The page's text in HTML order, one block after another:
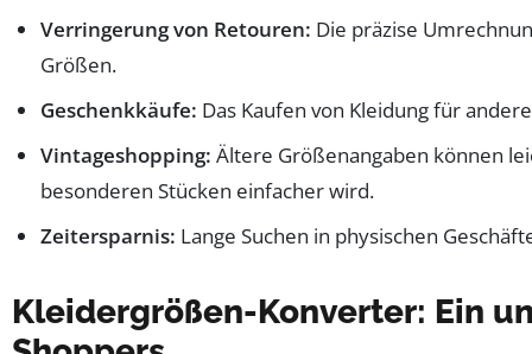
Verringerung von Retouren: Die präzise
Größen.
Geschenkkäufe: Das Kaufen von Kleidung für
Vintageshopping: Ältere Größenangaben können
besonderen Stücken einfacher wird.
Zeitersparnis: Lange Suchen in physischen
Kleidergrößen-Konverter: Ein